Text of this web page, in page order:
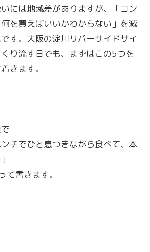
には地域差がありますが、「コン
を買えばいいかわからない」を減
す。大阪の淀川リバーサイドサイ
り流す日でも、まずはこの5つを
きます。
ンチでひと息つきながら食べて、本
て書きます。